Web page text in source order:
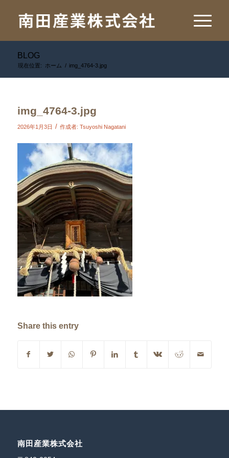
BLOG
現在位置: ホーム / img_4764-3.jpg
img_4764-3.jpg
2026年1月3日 / 作成者: Tsuyoshi Nagatani
Share this entry
南田産業株式会社